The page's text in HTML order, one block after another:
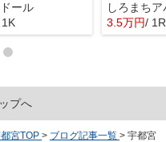
ール
しろまち
3.5万円/ 1R
プへ
宮TOP > ブログ記事一覧 > 宇都宮